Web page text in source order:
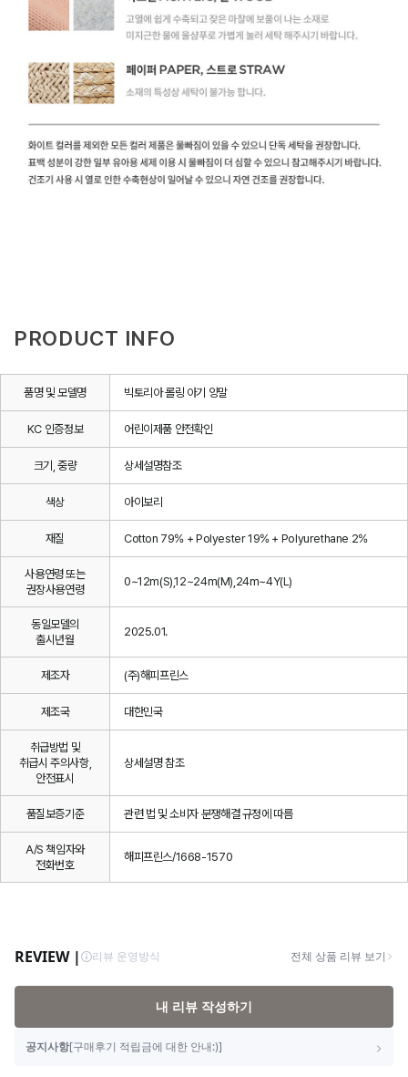
PRODUCT INFO
품명 및 모델명 빅토리아 롤링 아기 양말
KC 인증정보 어린이제품 안전확인
크기, 중량 상세설명참조
색상 아이보리
재질 Cotton 79% + Polyester 19% + Polyurethane 2%
사용연령 또는
권장사용연령
0~12m(S),12~24m(M),24m~4Y(L)
동일모델의
출시년월
2025.01.
제조자 (주)해피프린스
제조국 대한민국
취급방법 및
취급시 주의사항,
안전표시
상세설명 참조
품질보증기준 관련 법 및 소비자 분쟁해결 규정에 따름
A/S 책임자와
전화번호
해피프린스/1668-1570